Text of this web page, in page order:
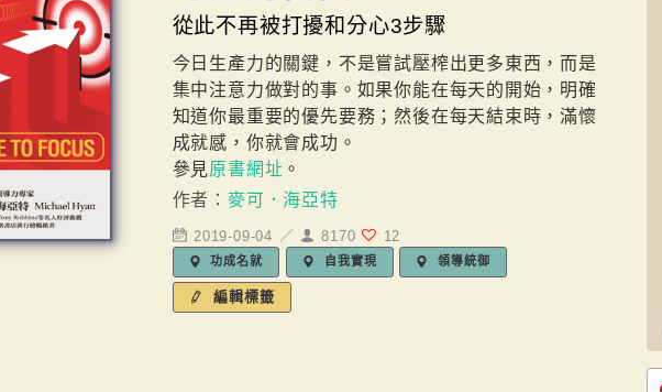
從此不再被打擾和分心3步驟
今日生產力的關鍵，不是嘗試壓榨出更多東西，而是
集中注意力做對的事。如果你能在每天的開始，明確
知道你最重要的優先要務；然後在每天結束時，滿懷
成就感，你就會成功。
參見原書網址 。
作者： 麥可．海亞特
2019-09-04 ／ 8170 12
功成名就 自我實現 領導統御
編輯標籤